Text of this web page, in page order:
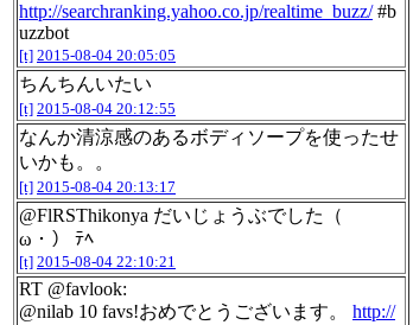
http://searchranking.yahoo.co.jp/realtime_buzz/#b
uzzbot
[t] 2015-08-04 20:05:05
ちんちんいたい
[t] 2015-08-04 20:12:55
なんか清涼感のあるボディソープを使ったせ
いかも。。
[t] 2015-08-04 20:13:17
@FlRSThikonya だいじょうぶでした（ゝ
ω・） ﾃﾍ
[t] 2015-08-04 22:10:21
RT @favlook:
@nilab 10 favs!おめでとうございます。 http://